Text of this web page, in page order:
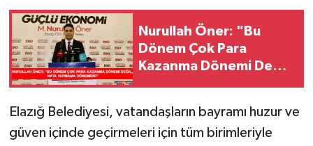
Nurullah Öner: "Bu
Dönem Çok Para
Kazanma Dönemi Değil,
Elazığ Belediyesi, vatandaşların bayramı huzur ve
güven içinde geçirmeleri için tüm birimleriyle
SAĞLIK
SİYASET
SPOR
TEKNOLOJİ